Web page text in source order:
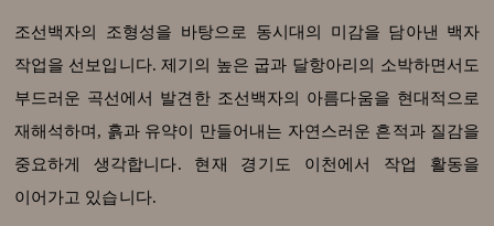
조선백자의 조형성을 바탕으로 동시대의 미감을 담아낸 백자
작업을 선보입니다. 제기의 높은 굽과 달항아리의 소박하면서도
부드러운 곡선에서 발견한 조선백자의 아름다움을 현대적으로
재해석하며, 흙과 유약이 만들어내는 자연스러운 흔적과 질감을
중요하게 생각합니다. 현재 경기도 이천에서 작업 활동을
이어가고 있습니다.